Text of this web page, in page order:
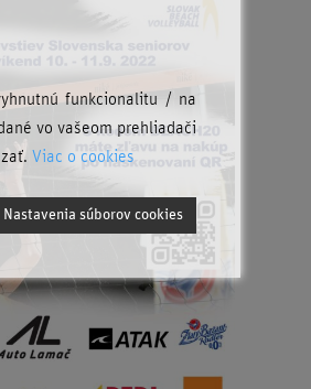
funkcionalitu / na
vo vašeom prehliadači
Viac o cookies
Nastavenia súborov cookies